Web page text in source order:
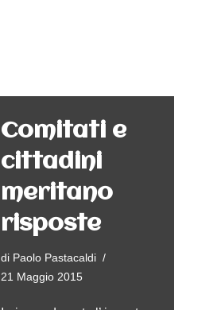
Comitati e
cittadini
meritano
risposte
di Paolo Pastacaldi
21 Maggio 2015